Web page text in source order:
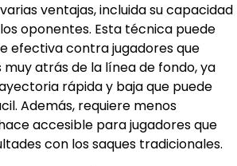
ventajas, incluida su capacidad
oponentes. Esta técnica puede
efectiva contra jugadores que
atrás de la línea de fondo, ya
rápida y baja que puede
Además, requiere menos
accesible para jugadores que
con los saques tradicionales.